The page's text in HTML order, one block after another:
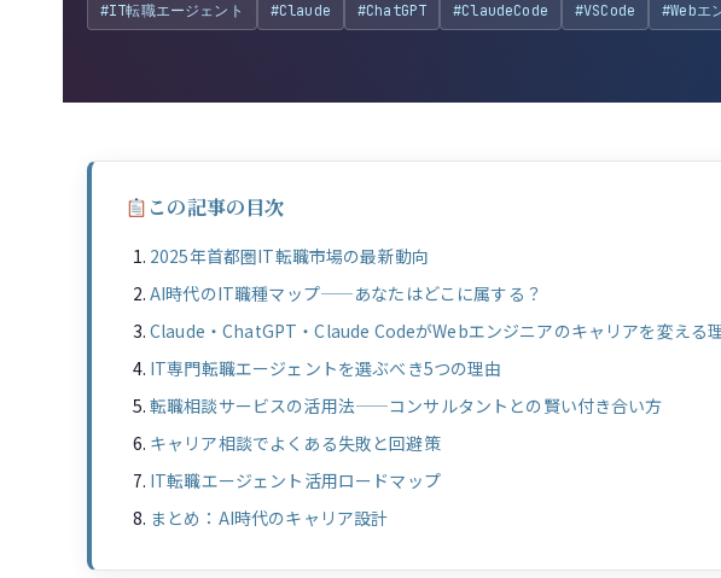
#IT転職エージェント #Claude #ChatGPT #ClaudeCode #VSCode #Webエ
この記事の目次
2025年首都圏IT転職市場の最新動向
AI時代のIT職種マップ——あなたはどこに属する？
Claude・ChatGPT・Claude CodeがWebエンジニアのキャリアを変える
IT専門転職エージェントを選ぶべき5つの理由
転職相談サービスの活用法——コンサルタントとの賢い付き合い方
キャリア相談でよくある失敗と回避策
IT転職エージェント活用ロードマップ
まとめ：AI時代のキャリア設計